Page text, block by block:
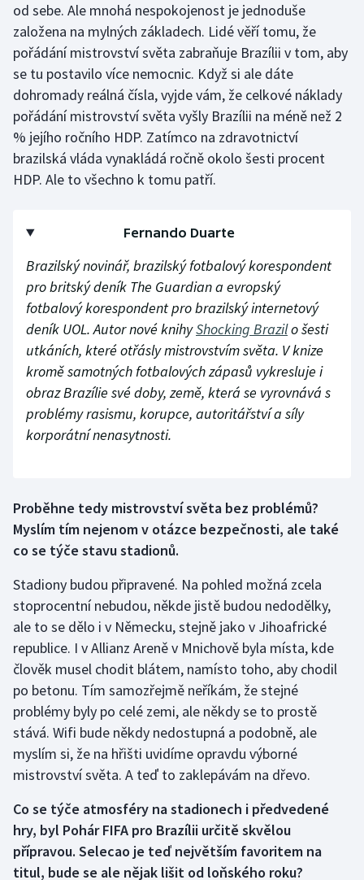
od sebe. Ale mnohá nespokojenost je jednoduše
založena na mylných základech. Lidé věří tomu, že
pořádání mistrovství světa zabraňuje Brazílii v tom, aby
se tu postavilo více nemocnic. Když si ale dáte
dohromady reálná čísla, vyjde vám, že celkové náklady
pořádání mistrovství světa vyšly Brazílii na méně než 2
% jejího ročního HDP. Zatímco na zdravotnictví
brazilská vláda vynakládá ročně okolo šesti procent
HDP. Ale to všechno k tomu patří.
Fernando Duarte
Brazilský novinář, brazilský fotbalový korespondent
pro britský deník The Guardian a evropský
fotbalový korespondent pro brazilský internetový
deník UOL. Autor nové knihyShocking Brazilo šesti
utkáních, které otřásly mistrovstvím světa. V knize
kromě samotných fotbalových zápasů vykresluje i
obraz Brazílie své doby, země, která se vyrovnává s
problémy rasismu, korupce, autoritářství a síly
korporátní nenasytnosti.
Proběhne tedy mistrovství světa bez problémů?
Myslím tím nejenom v otázce bezpečnosti, ale také
co se týče stavu stadionů.
Stadiony budou připravené. Na pohled možná zcela
stoprocentní nebudou, někde jistě budou nedodělky,
ale to se dělo i v Německu, stejně jako v Jihoafrické
republice. I v Allianz Areně v Mnichově byla místa, kde
člověk musel chodit blátem, namísto toho, aby chodil
po betonu. Tím samozřejmě neříkám, že stejné
problémy byly po celé zemi, ale někdy se to prostě
stává. Wifi bude někdy nedostupná a podobně, ale
myslím si, že na hřišti uvidíme opravdu výborné
mistrovství světa. A teď to zaklepávám na dřevo.
Co se týče atmosféry na stadionech i předvedené
hry, byl Pohár FIFA pro Brazílii určitě skvělou
přípravou. Selecao je teď největším favoritem na
titul, bude se ale nějak lišit od loňského roku?